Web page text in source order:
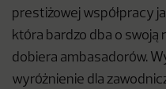
prestiżowej współpracy
która bardzo dba o
dobiera ambasadorów.
wyróżnienie dla